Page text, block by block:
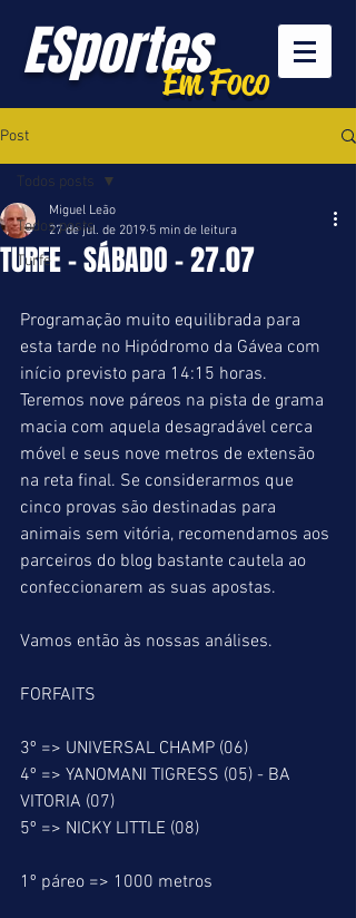
ESportesEm Foco
Post
Todos posts
Turfe
Todos posts
TURFE - SÁBADO - 27.07
Miguel Leão
27 de jul. de 2019 5 min de leitura
Programação muito equilibrada para
esta tarde no Hipódromo da Gávea com
início previsto para 14:15 horas.
Teremos nove páreos na pista de grama
macia com aquela desagradável cerca
móvel e seus nove metros de extensão
na reta final. Se considerarmos que
cinco provas são destinadas para
animais sem vitória, recomendamos aos
parceiros do blog bastante cautela ao
confeccionarem as suas apostas.
Vamos então às nossas análises.
FORFAITS
3º => UNIVERSAL CHAMP (06)
4º => YANOMANI TIGRESS (05) - BA
VITORIA (07)
5º => NICKY LITTLE (08)
1º páreo => 1000 metros